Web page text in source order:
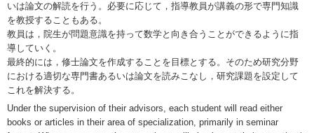
いは論文の解読を行う。必要に応じて，指導教員が講義の形で専門知識
を教授することもある。
教員は，院生が問題意識を持って数学と向き合うことができるように指
導していく。
最終的には，修士論文を作成することを目標とする。そのため研究分野
における適切な専門書あるいは論文を読みこなし，研究課題を設定して
これを解決する。
Under the supervision of their advisors, each student will read either
books or articles in their area of specialization, primarily in seminar